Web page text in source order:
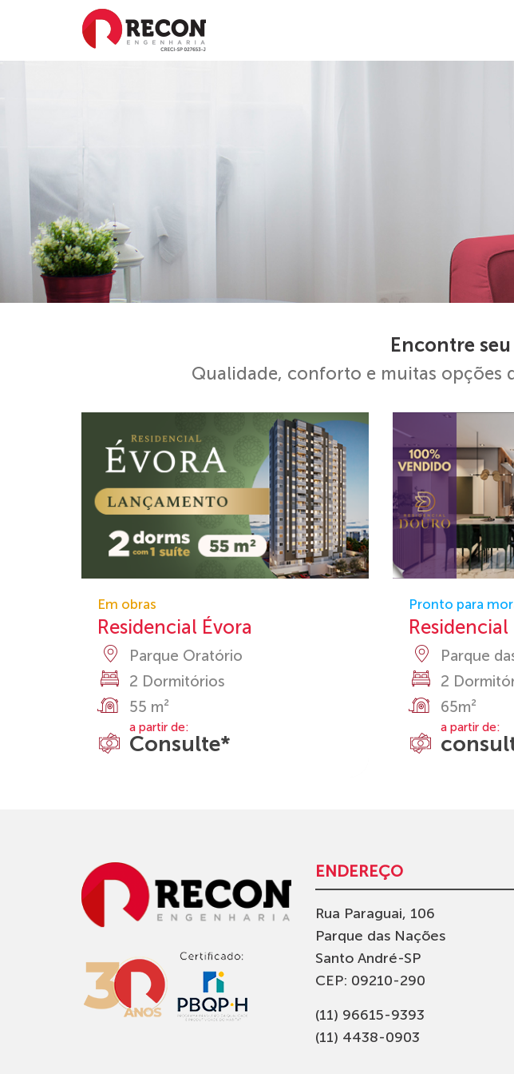
Encontre
Qualidade, conforto e muitas opções
Em obras
Residencial Évora
Parque Oratório
2 Dormitórios
55 m²
a partir de:
Consulte*
Pronto para
Parque
2
65m²
a partir de:
ENDEREÇO
Rua Paraguai, 106
Parque das Nações
Santo André-SP
CEP: 09210-290
(11) 96615-9393
(11) 4438-0903